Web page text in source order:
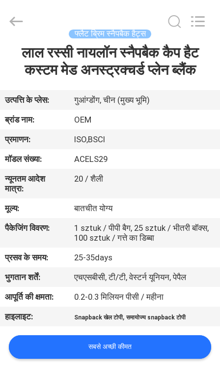
हमारे
बारे
कारखाना
गुणवत्ता
नियंत्रण
संपर्क
करें
मामलों
Manufacturing
Reserved.
फ्लैट ब्रिम स्नैपबैक हैट्स
लाल रस्सी नायलॉन स्नैपबैक कैप हैट
कस्टम मेड अनस्ट्रक्चर्ड प्लेन ब्लैंक
उत्पत्ति के प्लेस:
गुआंग्डोंग, चीन (मुख्य भूमि)
ब्रांड नाम:
OEM
प्रमाणन:
ISO,BSCI
मॉडल संख्या:
ACELS29
न्यूनतम आदेश
मात्रा:
20 / शैली
मूल्य:
बातचीत योग्य
पैकेजिंग विवरण:
1 sztuk / पीपी बैग, 25 sztuk / भीतरी बॉक्स,
100 sztuk / गत्ते का डिब्बा
प्रसव के समय:
25-35days
भुगतान शर्तें:
एचएसबीसी, टी/टी, वेस्टर्न यूनियन, पेपैल
आपूर्ति की क्षमता:
0.2-0.3 मिलियन पीसी / महीना
हाइलाइट:
Snapback खेल टोपी,समायोज्य snapback टोपी
सबसे अच्छी कीमत